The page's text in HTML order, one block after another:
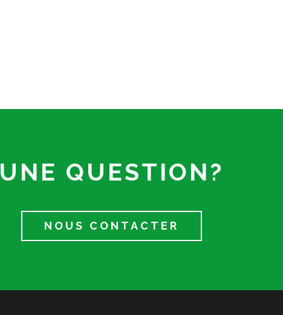
UNE QUESTION?
NOUS CONTACTER